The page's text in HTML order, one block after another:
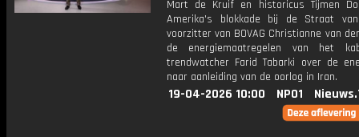
Mart de Kruif en historicus Tijmen
Amerika's blokkade bij de Straat van
voorzitter van BOVAG Christianne van
de energiemaatregelen van het
trendwatcher Farid Tabarki over de
naar aanleiding van de oorlog in Iran.
19-04-2026 10:00 NPO1